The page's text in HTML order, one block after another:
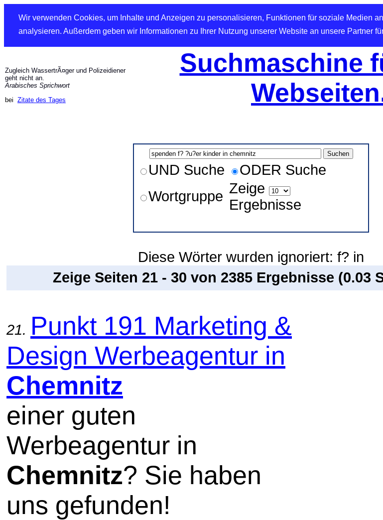
Wir verwenden Cookies, um Inhalte und Anzeigen zu personalisieren, Funktionen für soziale Medien
analysieren. Außerdem geben wir Informationen zu Ihrer Nutzung unserer Website an unsere Partner
Zugleich WassertrÃ¤ger und Polizeidiener
geht nicht an.
Arabisches Sprichwort
bei Zitate des Tages
Suchmaschine
UND Suche
ODER Suche
Wortgruppe Zeige
Ergebnisse
Diese Wörter wurden ignoriert: f? in
Zeige Seiten 21 - 30 von 2385 Ergebnisse (0.03
21. Punkt 191 Marketing &
Design Werbeagentur in
Chemnitz
einer guten
Werbeagentur in
Chemnitz? Sie haben
uns gefunden!